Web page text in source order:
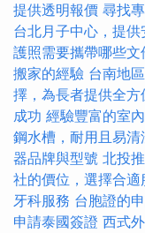
提供透明報價 尋找
台北月子中心，提
護照需要攜帶哪些文
搬家的經驗 台南地
擇，為長者提供全方
成功 經驗豐富的室
鋼水槽，耐用且易清
器品牌與型號 北投
社的價位，選擇合適
牙科服務 台胞證的
申請泰國簽證 西式